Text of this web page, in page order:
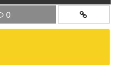
0